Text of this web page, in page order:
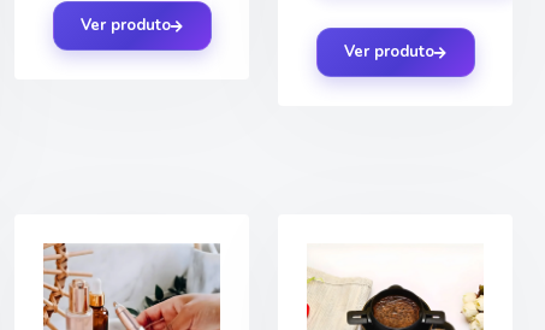
Ver produto
Ver produto